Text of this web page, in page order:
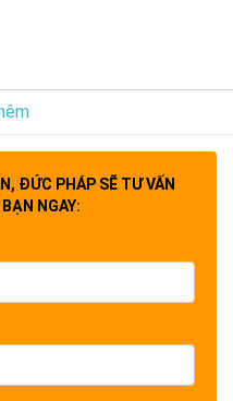
ĐỨC PHÁP SẼ TƯ VẤN
NGAY: